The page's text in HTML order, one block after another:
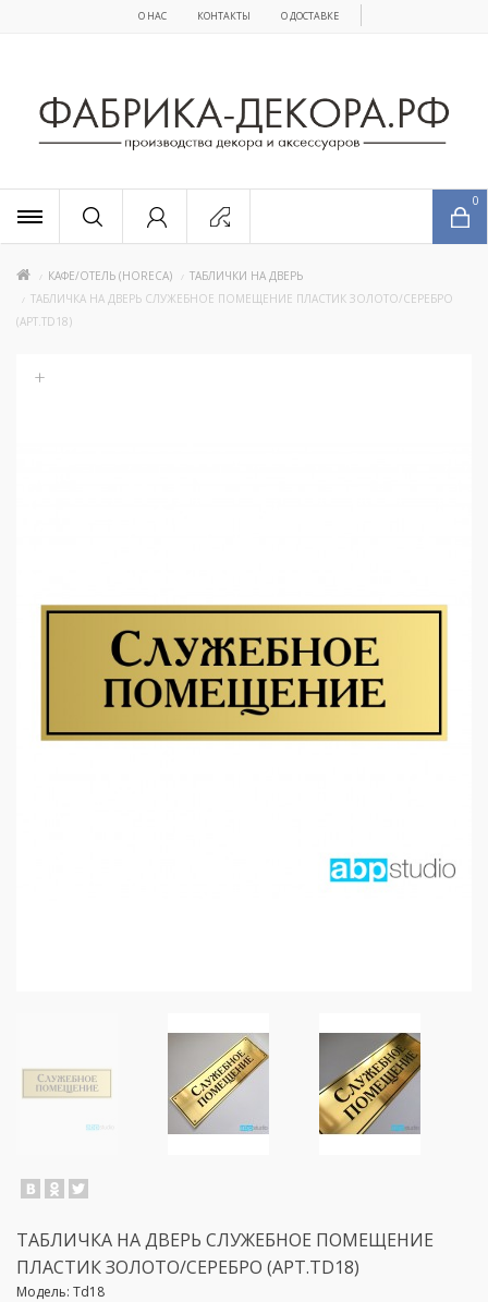
О НАС КОНТАКТЫ О ДОСТАВКЕ
0
КАФЕ/ОТЕЛЬ (HORECA)
ТАБЛИЧКИ НА ДВЕРЬ
ТАБЛИЧКА НА ДВЕРЬ СЛУЖЕБНОЕ ПОМЕЩЕНИЕ ПЛАСТИК ЗОЛОТО/СЕРЕБРО
(АРТ.ТD18)
+
ТАБЛИЧКА НА ДВЕРЬ СЛУЖЕБНОЕ ПОМЕЩЕНИЕ
ПЛАСТИК ЗОЛОТО/СЕРЕБРО (АРТ.ТD18)
Модель: Td18